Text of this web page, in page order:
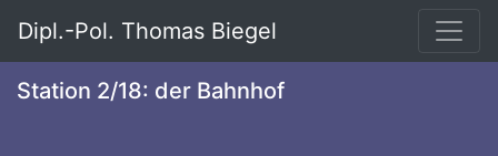
Dipl.-Pol. Thomas Biegel
Station 2/18: der Bahnhof